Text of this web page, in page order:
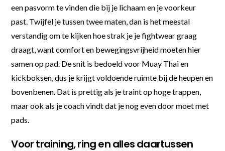
een pasvorm te vinden die bij je lichaam en je voorkeur
past. Twijfel je tussen twee maten, dan is het meestal
verstandig om te kijken hoe strak je je fightwear graag
draagt, want comfort en bewegingsvrijheid moeten hier
samen op pad. De snit is bedoeld voor Muay Thai en
kickboksen, dus je krijgt voldoende ruimte bij de heupen en
bovenbenen. Dat is prettig als je traint op hoge trappen,
maar ook als je coach vindt dat je nog even door moet met
pads.
Voor training, ring en alles daartussen